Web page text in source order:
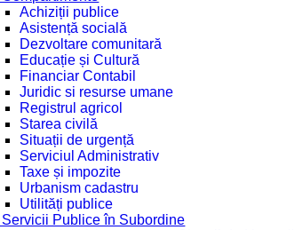
Achiziții publice
Asistență socială
Dezvoltare comunitară
Educație și Cultură
Financiar Contabil
Juridic si resurse umane
Registrul agricol
Starea civilă
Situații de urgență
Serviciul Administrativ
Taxe și impozite
Urbanism cadastru
Utilități publice
Servicii Publice în Subordine